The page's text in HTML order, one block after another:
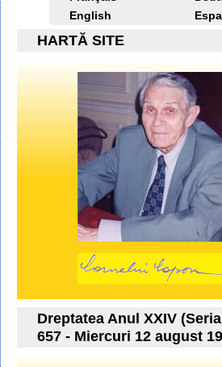
English
HARTĂ SITE
Dreptatea Anul XXIV
657 - Miercuri 12 august